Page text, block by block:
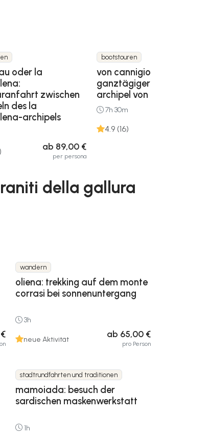
oder la
zwischen
des la
archipels
ab 89,00 €
per persona
bootstouren
von cannigione:
ganztägiger segeltörn im
archipel von la
7h 30m
4.9 (16)
della gallura
wandern
oliena: trekking auf dem monte
corrasi bei sonnenuntergang
3h
neue Aktivität ab 65,00 €
pro Person
stadtrundfahrten und traditionen
mamoiada: besuch der
sardischen maskenwerkstatt
1h